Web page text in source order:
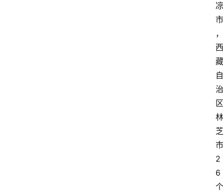
凉
市
，
西
藏
自
治
区
林
芝
市
2
6
个